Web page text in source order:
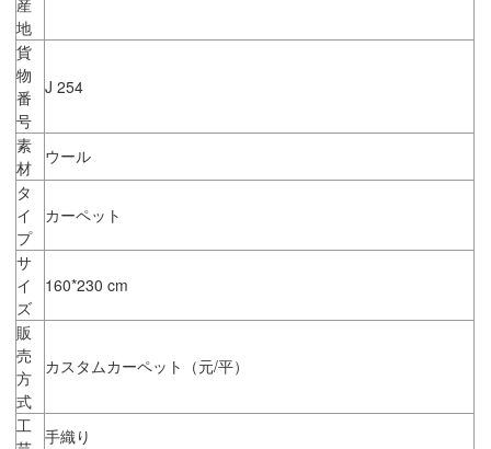
地
貨
物
番
号
J 254
素
材
ウール
タ
イ
プ
カーペット
サ
イ
ズ
160*230 cm
販
売
方
式
カスタムカーペット（元/平）
工
手織り